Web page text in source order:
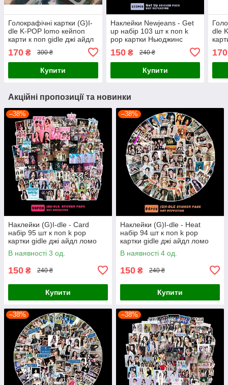
Голокрафічні картки (G)I-
dle K-POP lomo кейпоп
карти к поп gidle джі айдл
Butterfly - 55 шт
170 ₴ 300 ₴
Купити
Наклейки Newjeans - Get
up набір 103 шт к поп k
pop картки Ньюджинс
150₴ 240 ₴
Купити
dle
55
170
Акційні пропозиції та новинки
–38%
Наклейки (G)I-dle - Card
набір 95 шт к поп k pop
картки gidle джі айдл ломо
карти наліпки
В наявності 3 од.
150 ₴ 240 ₴
Купити
–38%
Наклейки (G)I-dle - Heat
набір 94 шт к поп k pop
картки gidle джі айдл ломо
карти наліпки
В наявності 4 од.
150 ₴ 240 ₴
Купити
–38% –38%